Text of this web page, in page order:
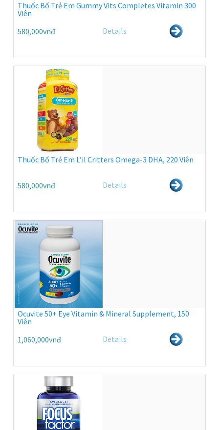
Thuốc Bổ Trẻ Em Gummy Vits Completes Vitamin 300
Viên
580,000vnđ
Details
Thuốc Bổ Trẻ Em L’il Critters Omega-3 DHA, 220 Viên
580,000vnđ Details
Ocuvite 50+ Eye Vitamin & Mineral Supplement, 150
Viên
1,060,000vnđ
Details